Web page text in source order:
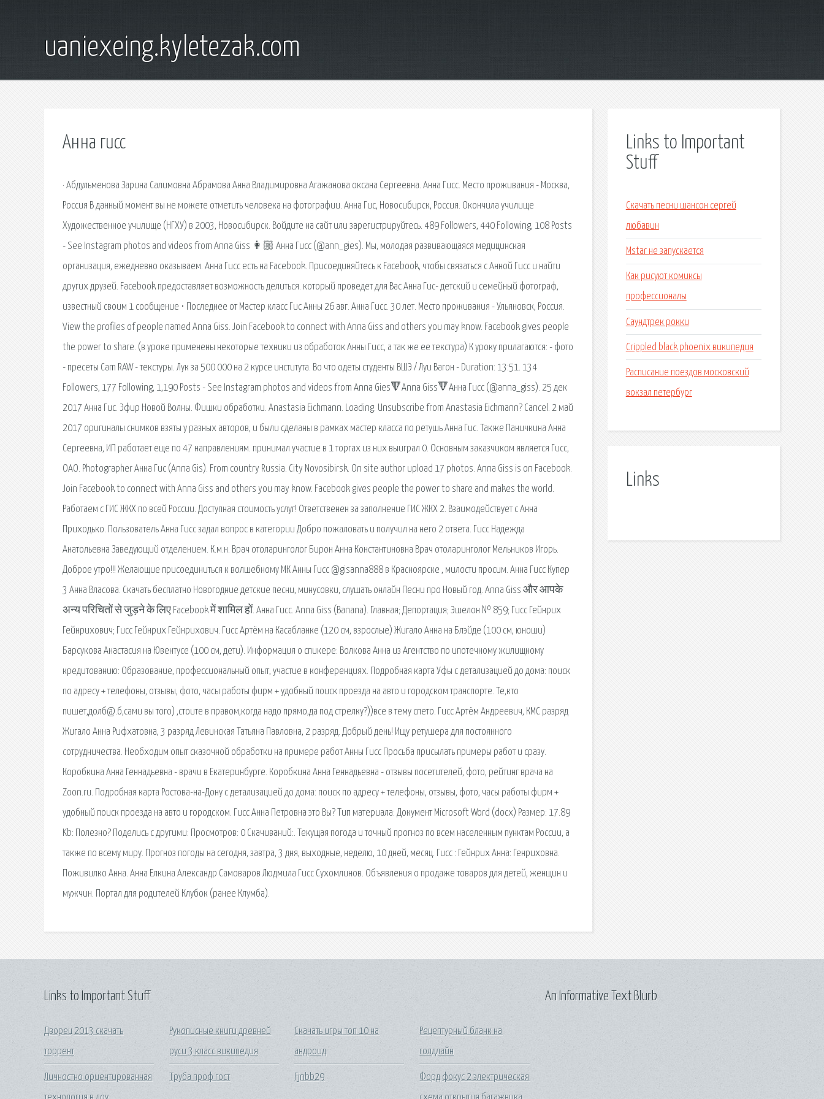
uaniexeing.kyletezak.com
Анна гисс
· Абдульменова Зарина Салимовна Абрамова Анна Владимировна Агажанова оксана Сергеевна. Анна Гисс. Место проживания - Москва,
Россия В данный момент вы не можете отметить человека на фотографии. Анна Гис, Новосибирск, Россия. Окончила училище
Художественное училище (НГХУ) в 2003, Новосибирск. Войдите на сайт или зарегистрируйтесь. 489 Followers, 440 Following, 108 Posts
- See Instagram photos and videos from Anna Giss 👩🏼 Анна Гисс (@ann_gies). Мы, молодая развивающаяся медицинская
организация, ежедневно оказываем. Анна Гисс есть на Facebook. Присоединяйтесь к Facebook, чтобы связаться с Анной Гисс и найти
других друзей. Facebook предоставляет возможность делиться. который проведет для Вас Анна Гис- детский и семейный фотограф,
известный своим 1 сообщение ⋅ Последнее от Мастер класс Гис Анны 26 авг. Анна Гисс. 30 лет. Место проживания - Ульяновск, Россия.
View the profiles of people named Anna Giss. Join Facebook to connect with Anna Giss and others you may know. Facebook gives people
the power to share. (в уроке применены некоторые техники из обработок Анны Гисс, а так же ее текстура) К уроку прилагаются: - фото
- пресеты Cam RAW - текстуры. Лук за 500 000 на 2 курсе института. Во что одеты студенты ВШЭ / Луи Вагон - Duration: 13:51. 134
Followers, 177 Following, 1,190 Posts - See Instagram photos and videos from Anna Gies🔻Anna Giss🔻Анна Гисс (@anna_giss). 25 дек
2017 Анна Гис. Эфир Новой Волны. Фишки обработки. Anastasia Eichmann. Loading. Unsubscribe from Anastasia Eichmann? Cancel. 2 май
2017 оригиналы снимков взяты у разных авторов, и были сделаны в рамках мастер класса по ретушь Анна Гис. Также Паничкина Анна
Сергеевна, ИП работает еще по 47 направлениям. принимал участие в 1 торгах из них выиграл 0. Основным заказчиком является Гисс,
ОАО. Photographer Анна Гис (Anna Gis). From country Russia. City Novosibirsk. On site author upload 17 photos. Anna Giss is on Facebook.
Join Facebook to connect with Anna Giss and others you may know. Facebook gives people the power to share and makes the world.
Работаем с ГИС ЖКХ по всей России. Доступная стоимость услуг! Ответственен за заполнение ГИС ЖКХ 2. Взаимодействует с Анна
Приходько. Пользователь Анна Гисс задал вопрос в категории Добро пожаловать и получил на него 2 ответа. Гисс Надежда
Анатольевна Заведующий отделением. К.м.н. Врач отоларинголог Бирон Анна Константиновна Врач отоларинголог Мельников Игорь.
Доброе утро!!! Желающие присоединиться к волшебному МК Анны Гисс @gisanna888 в Красноярске , милости просим. Анна Гисс Купер
3 Анна Власова. Скачать бесплатно Новогодние детские песни, минусовки, слушать онлайн Песни про Новый год. Anna Giss और आपके
अन्य परिचितों से जुड़ने के लिए Facebook में शामिल हों. Анна Гисс. Anna Giss (Banana). Главная; Депортация; Эшелон № 859; Гисс Гейнрих
Гейнрихович; Гисс Гейнрих Гейнрихович. Гисс Артём на Касабланке (120 см, взрослые) Жигало Анна на Блэйде (100 см, юноши)
Барсукова Анастасия на Ювентусе (100 см, дети). Информация о спикере: Волкова Анна из Агентство по ипотечному жилищному
кредитованию: Образование, профессиональный опыт, участие в конференцияx. Подробная карта Уфы с детализацией до дома: поиск
по адресу + телефоны, отзывы, фото, часы работы фирм + удобный поиск проезда на авто и городском транспорте. Те,кто
пишет,долб@.б,сами вы того) ,стоите в правом,когда надо прямо,да под стрелку?))все в тему спето. Гисс Артём Андреевич, КМС разряд
Жигало Анна Рифхатовна, 3 разряд Левинская Татьяна Павловна, 2 разряд. Добрый день! Ищу ретушера для постоянного
сотрудничества. Необходим опыт сказочной обработки на примере работ Анны Гисс Просьба присылать примеры работ и сразу.
Коробкина Анна Геннадьевна - врачи в Екатеринбурге. Коробкина Анна Геннадьевна - отзывы посетителей, фото, рейтинг врача на
Zoon.ru. Подробная карта Ростова-на-Дону с детализацией до дома: поиск по адресу + телефоны, отзывы, фото, часы работы фирм +
удобный поиск проезда на авто и городском. Гисс Анна Петровна это Вы? Тип материала: Документ Microsoft Word (docx) Размер: 17.89
Kb: Полезно? Поделись с другими: Просмотров: 0 Скачиваний:. Текущая погода и точный прогноз по всем населенным пунктам России, а
также по всему миру. Прогноз погоды на сегодня, завтра, 3 дня, выходные, неделю, 10 дней, месяц. Гисс : Гейнрих Анна: Генриховна.
Поживилко Анна. Анна Елкина Александр Самоваров Людмила Гисс Сухомлинов. Объявления о продаже товаров для детей, женщин и
мужчин. Портал для родителей Клубок (ранее Клумба).
Links to Important
Stuff
Скачать песни шансон сергей
любавин
Mstar не запускается
Как рисуют комиксы
профессионалы
Саундтрек рокки
Crippled black phoenix википедия
Расписание поездов московский
вокзал петербург
Links
Links to Important Stuff
Дворец 2013 скачать
торрент
Личностно ориентированная
Рукописные книги древней
руси 3 класс википедия
Труба проф гост
Скачать игры топ 10 на
андроид
Fjnbb29
Рецептурный бланк на
голдлайн
Форд фокус 2 электрическая
An Informative Text Blurb